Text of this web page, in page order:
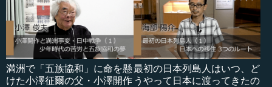
満洲で「五族協和」に命を懸
けた小澤征爾の父・小澤開作
最初の日本列島人はいつ、ど
うやって日本に渡ってきたの